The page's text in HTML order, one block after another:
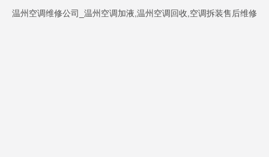
温州空调维修公司_温州空调加液,温州空调回收,空调拆装售后维修